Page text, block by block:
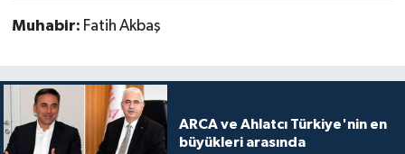
Muhabir: Fatih Akbaş
ARCA ve Ahlatcı Türkiye'nin en
büyükleri arasında